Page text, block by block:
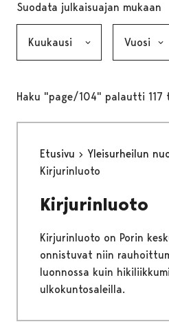
Suodata julkaisuajan mukaan
Haku "page/104" palautti 117
Etusivu
Yleisurheilun
Kirjurinluoto
Kirjurinluoto
Kirjurinluoto on Porin
onnistuvat niin
luonnossa kuin
ulkokuntosaleilla.